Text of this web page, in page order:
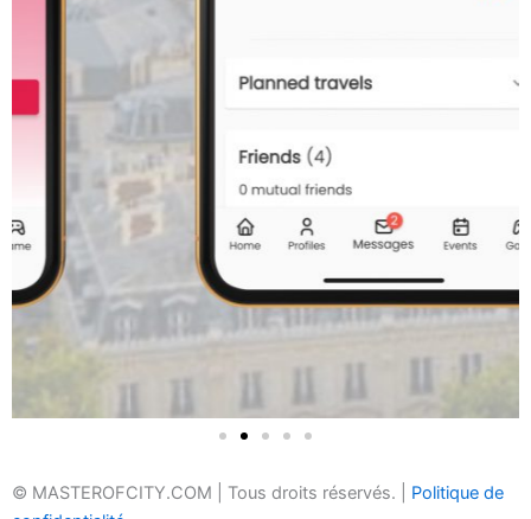
© MASTEROFCITY.COM | Tous droits réservés. | Politique de